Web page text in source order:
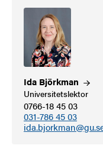
Ida Björkman
Universitetslektor
0766-18 45 03
031-786 45 03